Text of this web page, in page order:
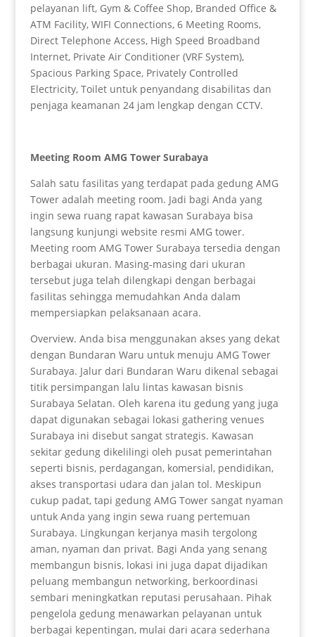
pelayanan lift, Gym & Coffee Shop, Branded Office &
ATM Facility, WIFI Connections, 6 Meeting Rooms,
Direct Telephone Access, High Speed Broadband
Internet, Private Air Conditioner (VRF System),
Spacious Parking Space, Privately Controlled
Electricity, Toilet untuk penyandang disabilitas dan
penjaga keamanan 24 jam lengkap dengan CCTV.
Meeting Room AMG Tower Surabaya
Salah satu fasilitas yang terdapat pada gedung AMG
Tower adalah meeting room. Jadi bagi Anda yang
ingin sewa ruang rapat kawasan Surabaya bisa
langsung kunjungi website resmi AMG tower.
Meeting room AMG Tower Surabaya tersedia dengan
berbagai ukuran. Masing-masing dari ukuran
tersebut juga telah dilengkapi dengan berbagai
fasilitas sehingga memudahkan Anda dalam
mempersiapkan pelaksanaan acara.
Overview. Anda bisa menggunakan akses yang dekat
dengan Bundaran Waru untuk menuju AMG Tower
Surabaya. Jalur dari Bundaran Waru dikenal sebagai
titik persimpangan lalu lintas kawasan bisnis
Surabaya Selatan. Oleh karena itu gedung yang juga
dapat digunakan sebagai lokasi gathering venues
Surabaya ini disebut sangat strategis. Kawasan
sekitar gedung dikelilingi oleh pusat pemerintahan
seperti bisnis, perdagangan, komersial, pendidikan,
akses transportasi udara dan jalan tol. Meskipun
cukup padat, tapi gedung AMG Tower sangat nyaman
untuk Anda yang ingin sewa ruang pertemuan
Surabaya. Lingkungan kerjanya masih tergolong
aman, nyaman dan privat. Bagi Anda yang senang
membangun bisnis, lokasi ini juga dapat dijadikan
peluang membangun networking, berkoordinasi
sembari meningkatkan reputasi perusahaan. Pihak
pengelola gedung menawarkan pelayanan untuk
berbagai kepentingan, mulai dari acara sederhana